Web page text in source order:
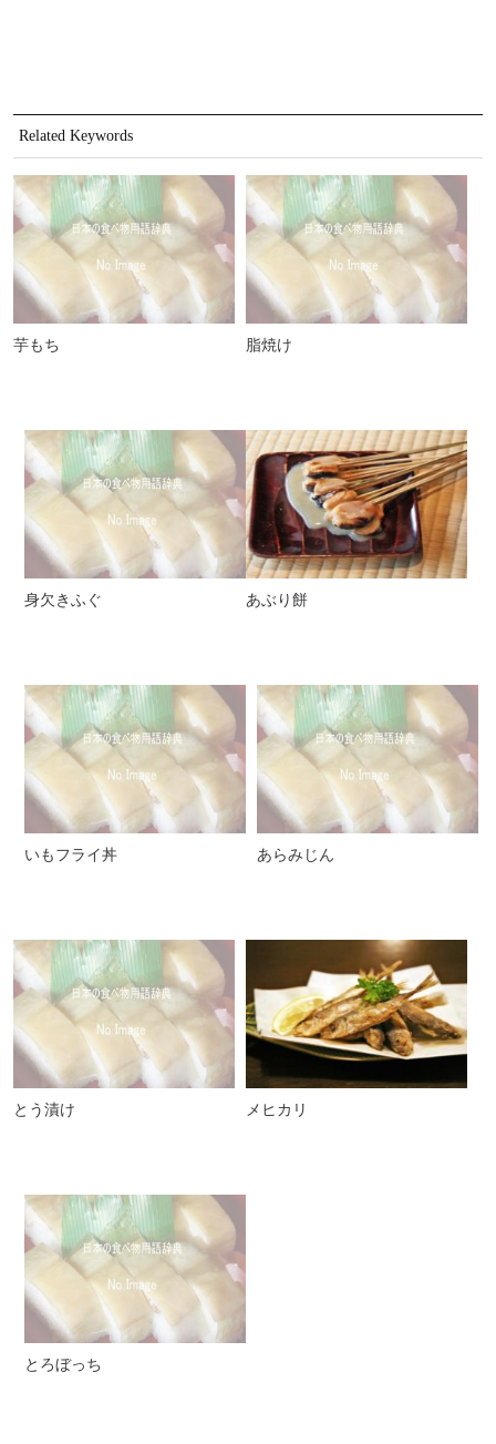
Related Keywords
芋もち 脂焼け
身欠きふぐ あぶり餅
いもフライ丼 あらみじん
とう漬け メヒカリ
とろぼっち